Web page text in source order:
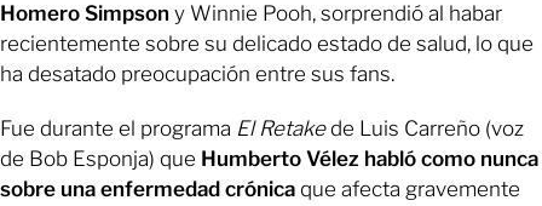
Homero Simpson y Winnie Pooh, sorprendió al habar
recientemente sobre su delicado estado de salud, lo que
ha desatado preocupación entre sus fans.
Fue durante el programa El Retakede Luis Carreño (voz
de Bob Esponja) que Humberto Vélez habló como nunca
sobre una enfermedad crónica que afecta gravemente